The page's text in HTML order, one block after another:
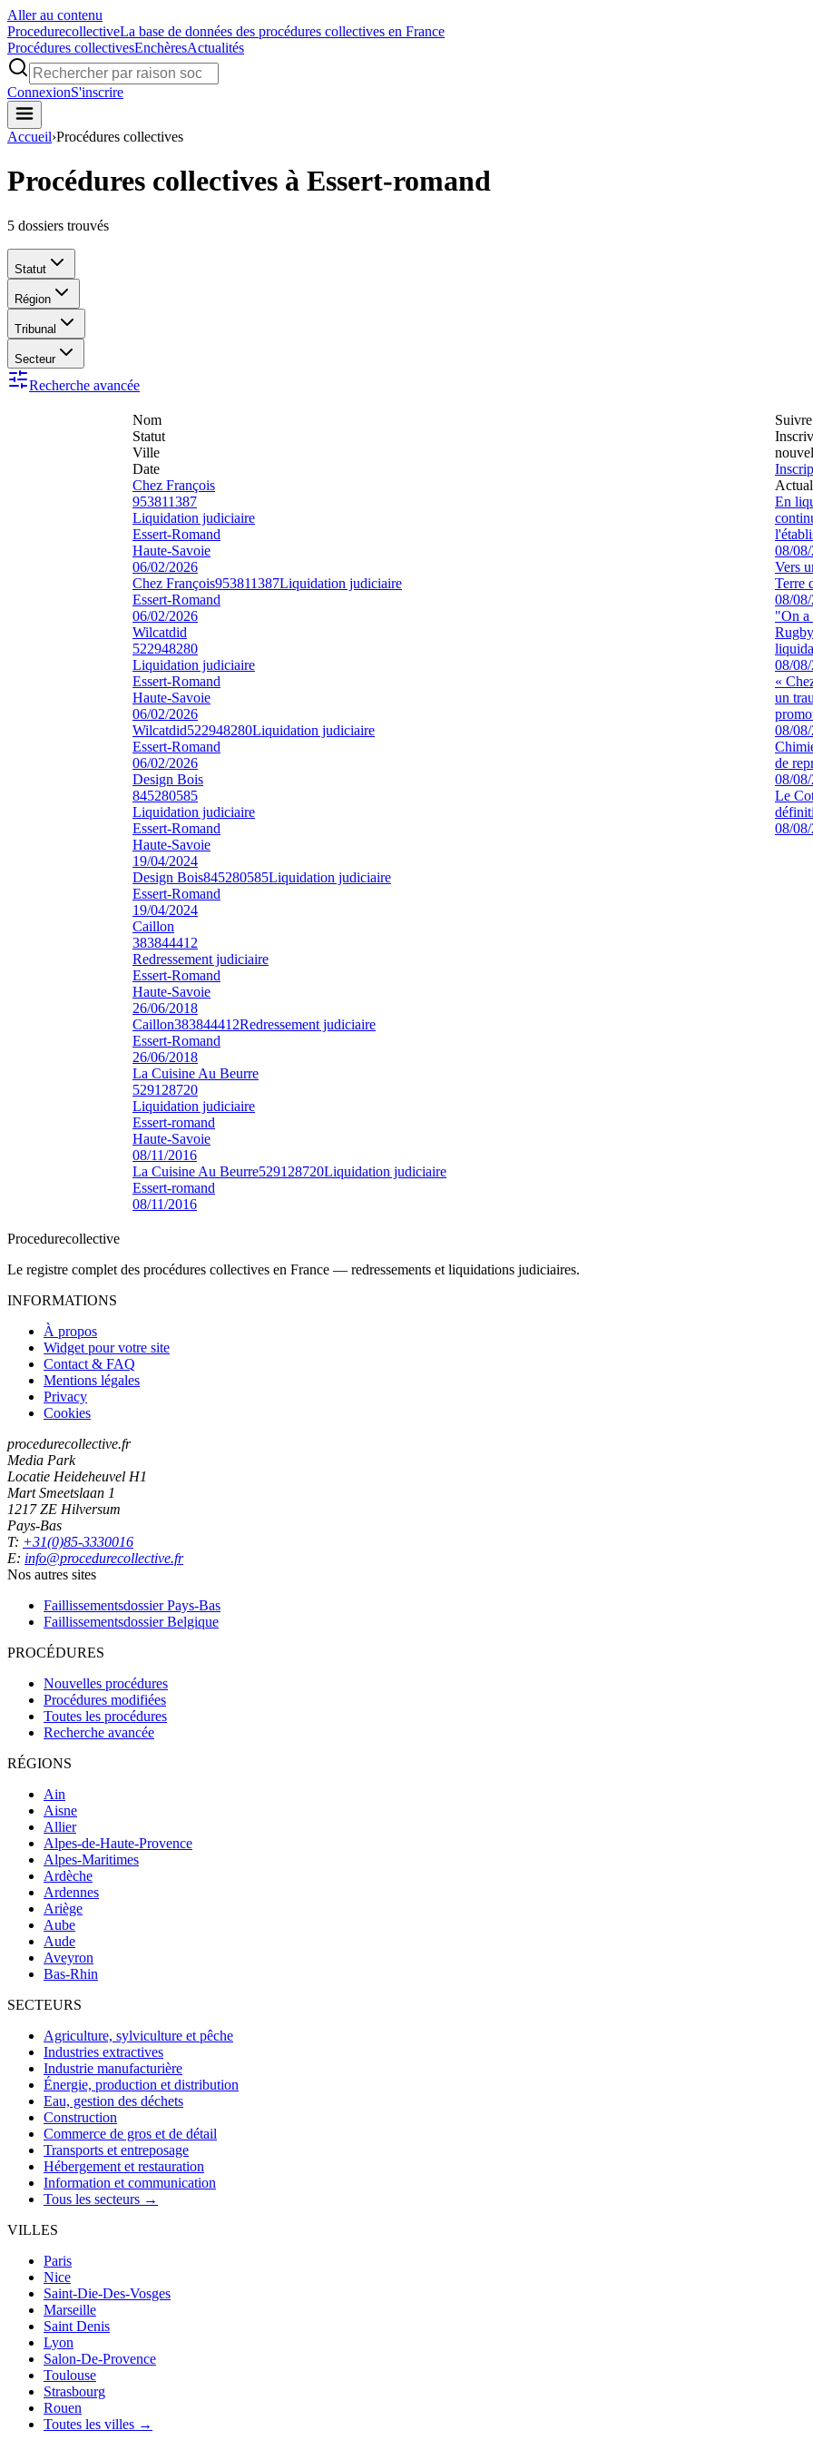
Aller au contenu
ProcedurecollectiveLa base de données des procédures collectives en France
Procédures collectivesEnchèresActualités
ConnexionS'inscrire
Accueil›Procédures collectives
Procédures collectives à Essert-romand
5 dossiers trouvés
Statut
Région
Tribunal
Secteur
Recherche avancée
Nom
Statut
Ville
Date
Chez François
953811387
Liquidation judiciaire
Essert-Romand
Haute-Savoie
06/02/2026
Chez François953811387Liquidation judiciaire
Essert-Romand
06/02/2026
Wilcatdid
522948280
Liquidation judiciaire
Essert-Romand
Haute-Savoie
06/02/2026
Wilcatdid522948280Liquidation judiciaire
Essert-Romand
06/02/2026
Design Bois
845280585
Liquidation judiciaire
Essert-Romand
Haute-Savoie
19/04/2024
Design Bois845280585Liquidation judiciaire
Essert-Romand
19/04/2024
Caillon
383844412
Redressement judiciaire
Essert-Romand
Haute-Savoie
26/06/2018
Caillon383844412Redressement judiciaire
Essert-Romand
26/06/2018
La Cuisine Au Beurre
529128720
Liquidation judiciaire
Essert-romand
Haute-Savoie
08/11/2016
La Cuisine Au Beurre529128720Liquidation judiciaire
Essert-romand
08/11/2016
En
08/
Vers
Terre
08/
"On a
08/
«
un
08/
de
08/
Le
08/
Procedurecollective
Le registre complet des procédures collectives en France — redressements et liquidations judiciaires.
INFORMATIONS
À propos
Widget pour votre site
Contact & FAQ
Mentions légales
Privacy
Cookies
procedurecollective.fr
Media Park
Locatie Heideheuvel H1
Mart Smeetslaan 1
1217 ZE Hilversum
Pays-Bas
T: +31(0)85-3330016
E: info@procedurecollective.fr
Nos autres sites
Faillissementsdossier Pays-Bas
Faillissementsdossier Belgique
PROCÉDURES
Nouvelles procédures
Procédures modifiées
Toutes les procédures
Recherche avancée
RÉGIONS
Ain
Aisne
Allier
Alpes-de-Haute-Provence
Alpes-Maritimes
Ardèche
Ardennes
Ariège
Aube
Aude
Aveyron
Bas-Rhin
SECTEURS
Agriculture, sylviculture et pêche
Industries extractives
Industrie manufacturière
Énergie, production et distribution
Eau, gestion des déchets
Construction
Commerce de gros et de détail
Transports et entreposage
Hébergement et restauration
Information et communication
Tous les secteurs →
VILLES
Paris
Nice
Saint-Die-Des-Vosges
Marseille
Saint Denis
Lyon
Salon-De-Provence
Toulouse
Strasbourg
Rouen
Toutes les villes →